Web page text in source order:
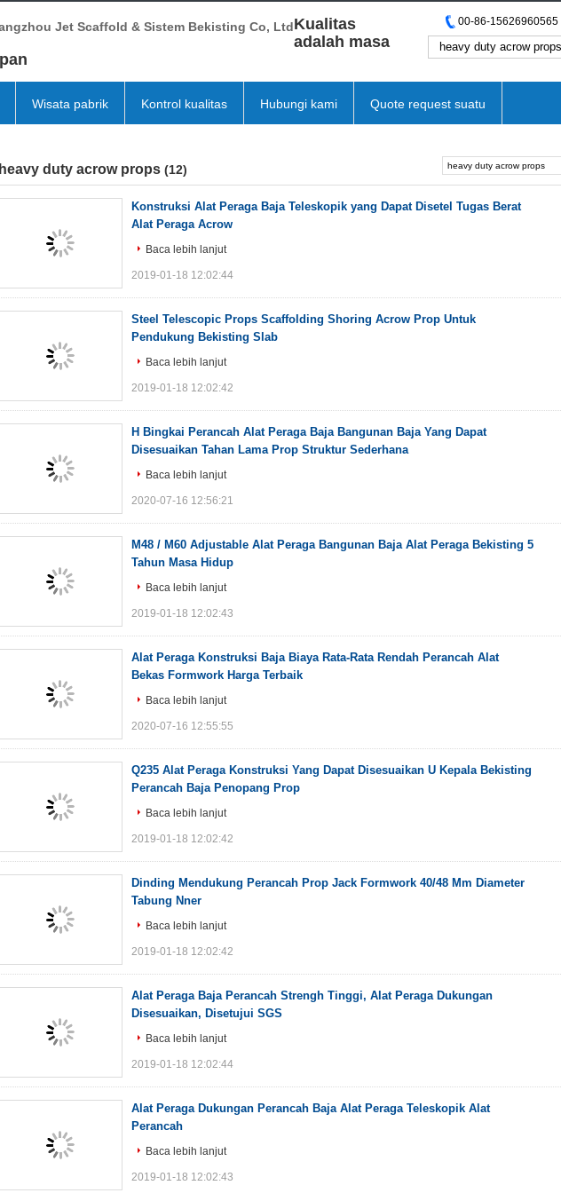
Jet Scaffold & Sistem Bekisting Co, LtdKualitas
adalah masa
00-86-15626960565
Wisata pabrik Kontrol kualitas Hubungi kami Quote request suatu
heavy duty acrow props (12)
Konstruksi Alat Peraga Baja Teleskopik yang Dapat Disetel Tugas Berat
Alat Peraga Acrow
Baca lebih lanjut
2019-01-18 12:02:44
Steel Telescopic Props Scaffolding Shoring Acrow Prop Untuk
Pendukung Bekisting Slab
Baca lebih lanjut
2019-01-18 12:02:42
H Bingkai Perancah Alat Peraga Baja Bangunan Baja Yang Dapat
Disesuaikan Tahan Lama Prop Struktur Sederhana
Baca lebih lanjut
2020-07-16 12:56:21
M48 / M60 Adjustable Alat Peraga Bangunan Baja Alat Peraga Bekisting 5
Tahun Masa Hidup
Baca lebih lanjut
2019-01-18 12:02:43
Alat Peraga Konstruksi Baja Biaya Rata-Rata Rendah Perancah Alat
Bekas Formwork Harga Terbaik
Baca lebih lanjut
2020-07-16 12:55:55
Q235 Alat Peraga Konstruksi Yang Dapat Disesuaikan U Kepala Bekisting
Perancah Baja Penopang Prop
Baca lebih lanjut
2019-01-18 12:02:42
Dinding Mendukung Perancah Prop Jack Formwork 40/48 Mm Diameter
Tabung Nner
Baca lebih lanjut
2019-01-18 12:02:42
Alat Peraga Baja Perancah Strengh Tinggi, Alat Peraga Dukungan
Disesuaikan, Disetujui SGS
Baca lebih lanjut
2019-01-18 12:02:44
Alat Peraga Dukungan Perancah Baja Alat Peraga Teleskopik Alat
Perancah
Baca lebih lanjut
2019-01-18 12:02:43